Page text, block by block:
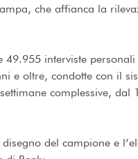
che affianca la
49.955 interviste
e oltre, condotte con il
complessive, dal
del campione e